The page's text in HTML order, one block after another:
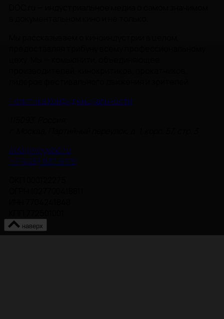
Политика Конфиденциальности
info@nmgdoc.ru
+7 (495) 937-6170
наверх